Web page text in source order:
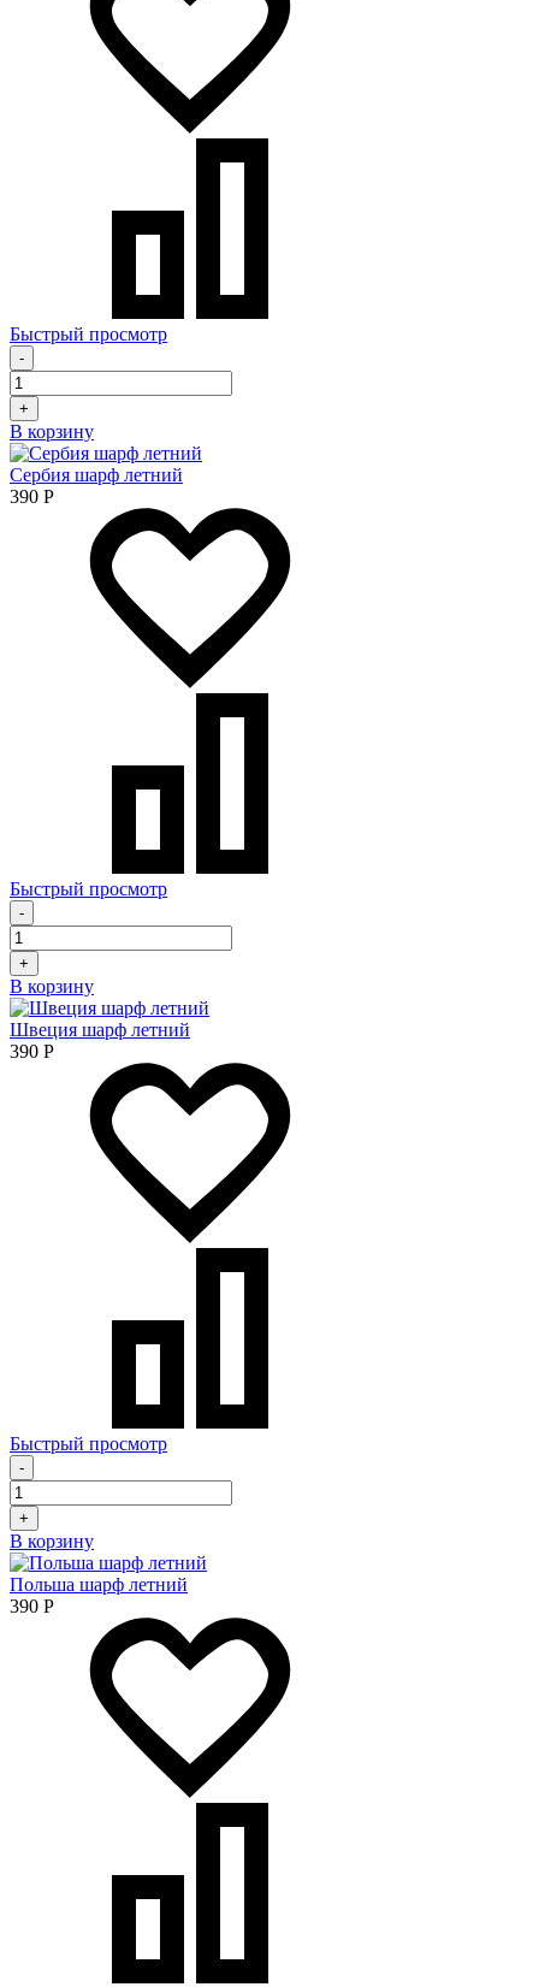
Быстрый просмотр
-
+
В корзину
Сербия шарф летний
390 Р
Быстрый просмотр
-
+
В корзину
Швеция шарф летний
390 Р
Быстрый просмотр
-
+
В корзину
Польша шарф летний
390 Р